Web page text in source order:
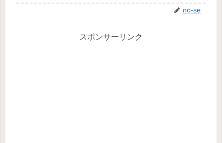
no-se
スポンサーリンク